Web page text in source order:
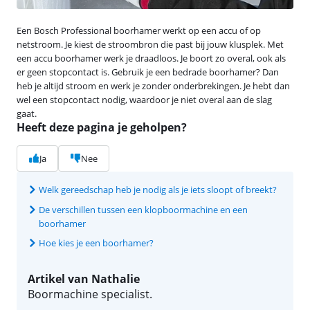
Een Bosch Professional boorhamer werkt op een accu of op
netstroom. Je kiest de stroombron die past bij jouw klusplek. Met
een accu boorhamer werk je draadloos. Je boort zo overal, ook als
er geen stopcontact is. Gebruik je een bedrade boorhamer? Dan
heb je altijd stroom en werk je zonder onderbrekingen. Je hebt dan
wel een stopcontact nodig, waardoor je niet overal aan de slag
gaat.
Heeft deze pagina je geholpen?
Ja Nee
Welk gereedschap heb je nodig als je iets sloopt of breekt?
De verschillen tussen een klopboormachine en een
boorhamer
Hoe kies je een boorhamer?
Artikel van Nathalie
Boormachine specialist.